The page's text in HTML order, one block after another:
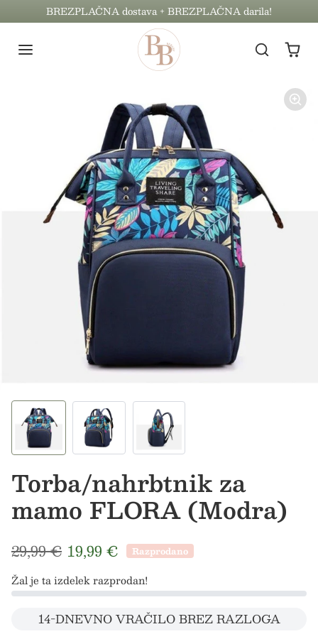
Preskoči na vsebino
BREZPLAČNA dostava + BREZPLAČNA darila!
Torba/nahrbtnik za
mamo FLORA (Modra)
Redna cena
29,99 € Prodajna cena
19,99 € Razprodano
Žal je ta izdelek razprodan!
14-DNEVNO VRAČILO BREZ RAZLOGA